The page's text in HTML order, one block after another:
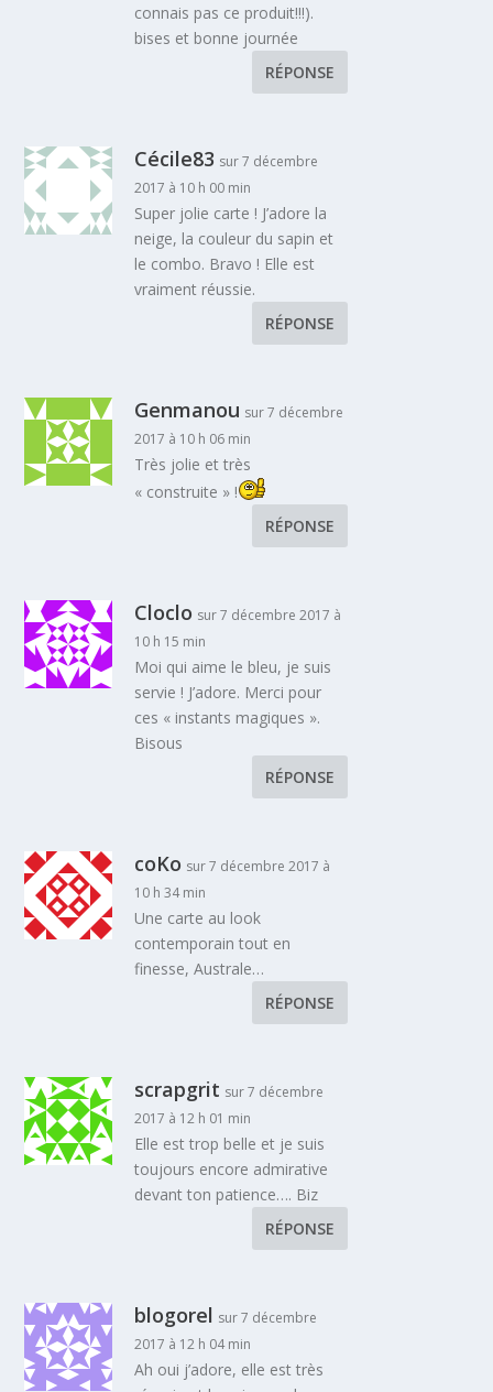
connais pas ce produit!!!).
bises et bonne journée
RÉPONSE
Cécile83 sur 7 décembre
2017 à 10 h 00 min
Super jolie carte ! J’adore la
neige, la couleur du sapin et
le combo. Bravo ! Elle est
vraiment réussie.
RÉPONSE
Genmanou sur 7 décembre
2017 à 10 h 06 min
Très jolie et très
« construite » !
RÉPONSE
Cloclo sur 7 décembre 2017 à
10 h 15 min
Moi qui aime le bleu, je suis
servie ! J’adore. Merci pour
ces « instants magiques ».
Bisous
RÉPONSE
coKo sur 7 décembre 2017 à
10 h 34 min
Une carte au look
contemporain tout en
finesse, Australe…
RÉPONSE
scrapgrit sur 7 décembre
2017 à 12 h 01 min
Elle est trop belle et je suis
toujours encore admirative
devant ton patience…. Biz
RÉPONSE
blogorel sur 7 décembre
2017 à 12 h 04 min
Ah oui j’adore, elle est très